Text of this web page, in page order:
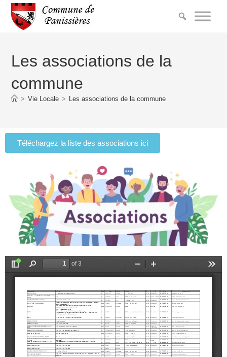
Les associations de la
commune
> Vie Locale > Les associations de la commune
Téléchargez la liste des associations ici